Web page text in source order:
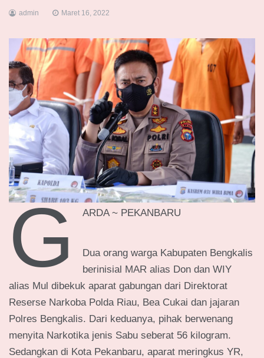
admin Maret 16, 2022
G ARDA ~ PEKANBARU
Dua orang warga Kabupaten Bengkalis
berinisial MAR alias Don dan WIY
alias Mul dibekuk aparat gabungan dari Direktorat
Reserse Narkoba Polda Riau, Bea Cukai dan jajaran
Polres Bengkalis. Dari keduanya, pihak berwenang
menyita Narkotika jenis Sabu seberat 56 kilogram.
Sedangkan di Kota Pekanbaru, aparat meringkus YR,